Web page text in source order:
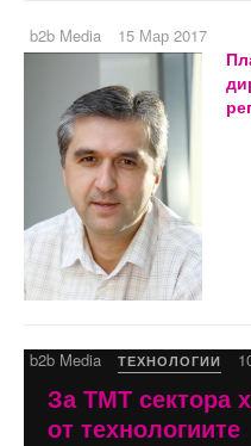
b2b Media 15 Мар 2017
b2b Media ТЕХНОЛОГИИ
За ТМТ сектора
от технологиите